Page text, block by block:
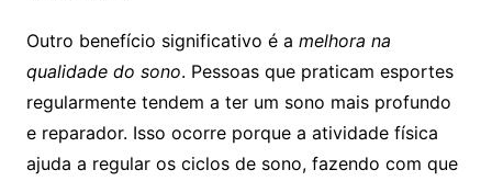
Outro benefício significativo é a melhora na
qualidade do sono. Pessoas que praticam esportes
regularmente tendem a ter um sono mais profundo
e reparador. Isso ocorre porque a atividade física
ajuda a regular os ciclos de sono, fazendo com que